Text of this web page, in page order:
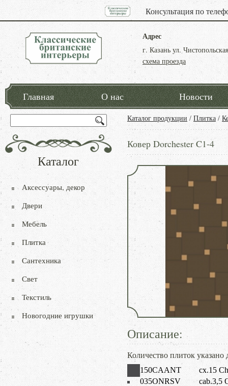
Консультация по
Адрес
г. Казань ул.
схема проезда
Главная О нас Новости
Каталог продукции / Плитка /
Ковер Dorchester C1-4
Описание:
Количество плиток указано
150CAANT
cx.15
035ONRSV
cab.3,5
Каталог
Аксессуары, декор
Двери
Мебель
Плитка
Сантехника
Свет
Текстиль
Новогодние игрушки